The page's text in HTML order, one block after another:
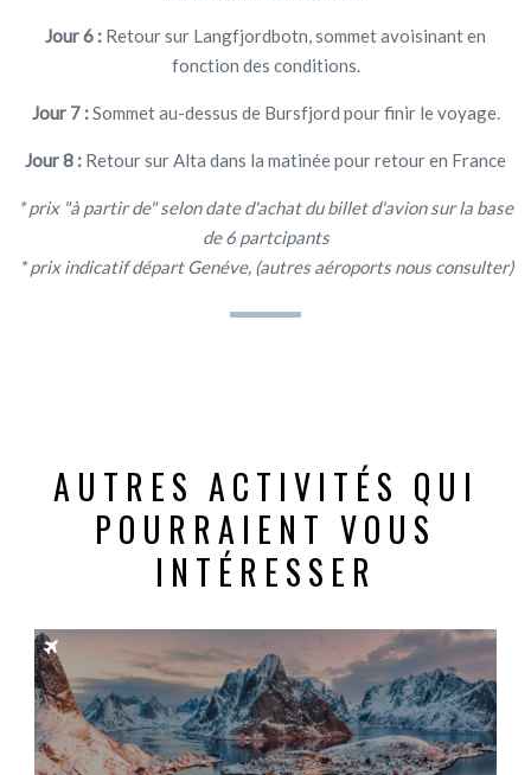
Jour 6 : Retour sur Langfjordbotn, sommet avoisinant en
fonction des conditions.
Jour 7 :Sommet au-dessus de Bursfjord pour finir le voyage.
Jour 8 : Retour sur Alta dans la matinée pour retour en France
* prix "à partir de" selon date d'achat du billet d'avion sur la base
de 6 partcipants
* prix indicatif départ Genéve, (autres aéroports nous consulter)
AUTRES ACTIVITÉS QUI
POURRAIENT VOUS
INTÉRESSER